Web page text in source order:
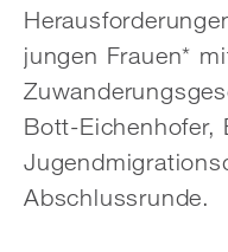
jungen Frauen*
Bott-Eichenhofer,
Abschlussrunde.